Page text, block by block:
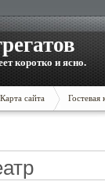
коротко и ясно.
Карта сайта Гостевая